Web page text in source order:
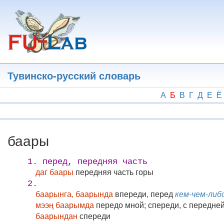
основному
содержанию
Тувинско-русский словарь
А Б В Г Д Е Ё
баары
1. перед, передняя часть
даг баары передняя часть горы
2.
баарынга, баарында впереди, передкем-чем-
мээң баарымда передо мной; спереди, с
баарындан спереди